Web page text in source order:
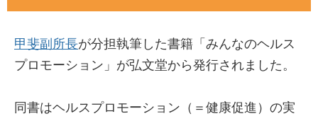
甲斐副所長が分担執筆した書籍「みんなのヘルス
プロモーション」が弘文堂から発行されました。
同書はヘルスプロモーション（＝健康促進）の実